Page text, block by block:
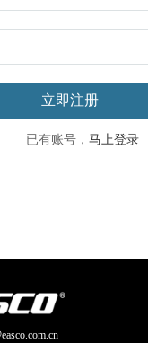
立即注册
已有账号， 马上登录